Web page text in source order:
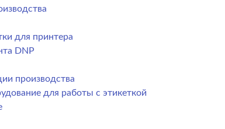
для принтера
DNP
производства
для работы с этикеткой